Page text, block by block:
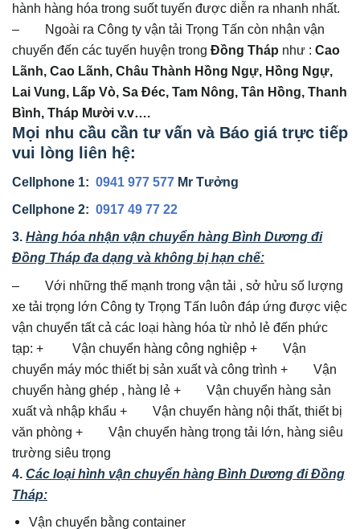
hành hàng hóa trong suốt tuyến được diễn ra nhanh nhất.
– Ngoài ra Công ty vận tải Trọng Tấn còn nhận vận
chuyển đến các tuyến huyện trong Đồng Tháp như : Cao
Lãnh, Cao Lãnh, Châu Thành Hồng Ngự, Hồng Ngự,
Lai Vung, Lấp Vò, Sa Đéc, Tam Nông, Tân Hồng, Thanh
Bình, Tháp Mười v.v….
Mọi nhu cầu cần tư vấn và Báo giá trực tiếp
vui lòng liên hệ:
Cellphone 1: 0941 977 577 Mr Tưởng
Cellphone 2: 0917 49 77 22
3. Hàng hóa nhận vận chuyển hàng Bình Dương đi
Đồng Tháp đa dạng và không bị hạn chế:
– Với những thế mạnh trong vận tải , sở hửu số lượng
xe tải trọng lớn Công ty Trọng Tấn luôn đáp ứng được việc
vận chuyển tất cả các loại hàng hóa từ nhỏ lẻ đến phức
tạp: + Vận chuyển hàng công nghiệp + Vận
chuyển máy móc thiết bị sản xuất và công trình + Vận
chuyển hàng ghép , hàng lẻ + Vận chuyển hàng sản
xuất và nhập khẩu + Vận chuyển hàng nội thất, thiết bị
văn phòng + Vận chuyển hàng trọng tải lớn, hàng siêu
trường siêu trọng
4. Các loại hình vận chuyển hàng Bình Dương đi Đồng
Tháp:
Vận chuyển bằng container